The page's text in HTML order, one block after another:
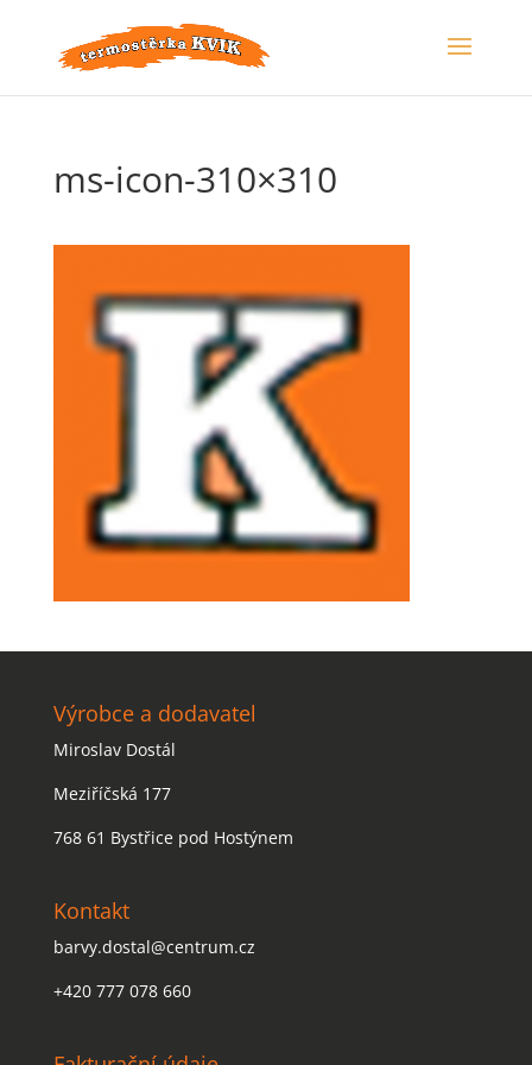
ms-icon-310×310
Výrobce a dodavatel
Miroslav Dostál
Meziříčská 177
768 61 Bystřice pod Hostýnem
Kontakt
barvy.dostal@centrum.cz
+420 777 078 660